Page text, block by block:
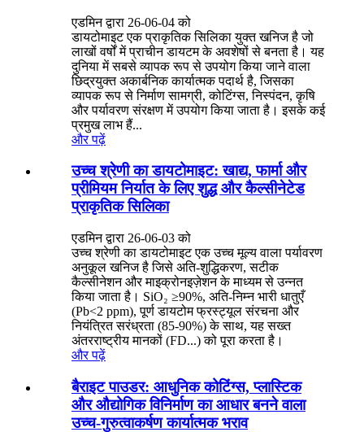
एडमिन द्वारा 26-06-04 को
डायटोमाइट एक प्राकृतिक सिलिका युक्त खनिज है जो
लाखों वर्षों में प्राचीन डायटम के अवशेषों से बनता है। यह
दुनिया में सबसे व्यापक रूप से उपयोग किया जाने वाला
छिद्रयुक्त अकार्बनिक कार्यात्मक पदार्थ है, जिसका
व्यापक रूप से निर्माण सामग्री, कोटिंग्स, निस्पंदन, कृषि
और पर्यावरण संरक्षण में उपयोग किया जाता है। इसके कई
प्रमुख लाभ हैं...
और पढ़ें
उच्च श्रेणी का डायटोमाइट: खाद्य, फार्मा और
प्रीमियम निर्यात के लिए शुद्ध और कैल्सीनेटेड
प्राकृतिक सिलिका
एडमिन द्वारा 26-06-03 को
उच्च श्रेणी का डायटोमाइट एक उच्च मूल्य वाला पर्यावरण
अनुकूल खनिज है जिसे अति-शुद्धिकरण, सटीक
कैल्सीनेशन और माइक्रोनइज़ेशन के माध्यम से उन्नत
किया जाता है। SiO₂ ≥90%, अति-निम्न भारी धातुएँ
(Pb<2 ppm), पूर्ण डायटोम फ्रस्ट्यूल संरचना और
नियंत्रित सरंध्रता (85-90%) के साथ, यह सख्त
अंतरराष्ट्रीय मानकों (FD...) को पूरा करता है।
और पढ़ें
बैराइट पाउडर: आधुनिक कोटिंग्स, प्लास्टिक
और औद्योगिक विनिर्माण का आधार बनने वाला
उच्च-गुरुत्वाकर्षण कार्यात्मक भराव